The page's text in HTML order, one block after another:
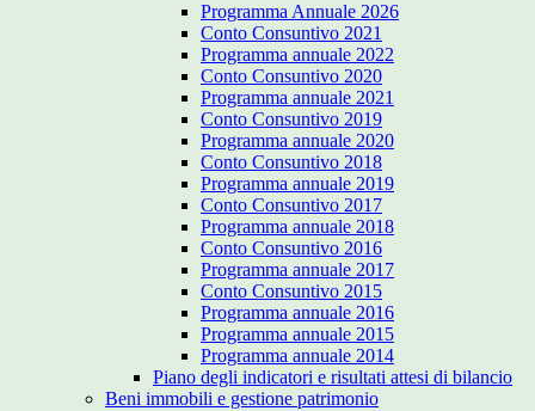
Programma Annuale 2026
Conto Consuntivo 2021
Programma annuale 2022
Conto Consuntivo 2020
Programma annuale 2021
Conto Consuntivo 2019
Programma annuale 2020
Conto Consuntivo 2018
Programma annuale 2019
Conto Consuntivo 2017
Programma annuale 2018
Conto Consuntivo 2016
Programma annuale 2017
Conto Consuntivo 2015
Programma annuale 2016
Programma annuale 2015
Programma annuale 2014
Piano degli indicatori e risultati attesi di bilancio
Beni immobili e gestione patrimonio